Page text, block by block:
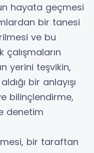
hayata geçmesi
bir tanesi
ve bu
çalışmaların
yerini teşvikin,
bir anlayışı
bilinçlendirme,
denetim
bir taraftan